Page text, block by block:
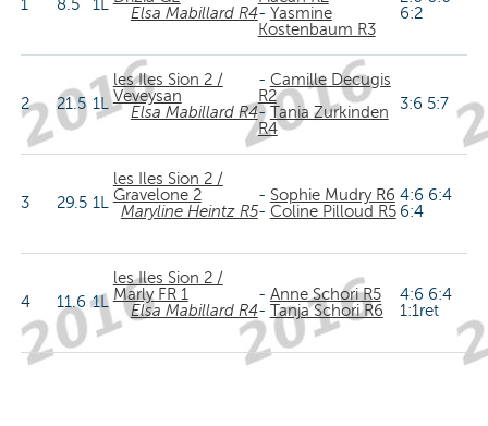
1 8.5 1L
Elsa Mabillard R4- Yasmine
Kostenbaum R3
6:2
2 21.5 1L
les Iles Sion 2 /
Veveysan
Elsa Mabillard R4
- Camille Decugis
R2
- Tania Zurkinden
R4
3:6 5:7
3 29.5 1L
les Iles Sion 2 /
Gravelone 2
Maryline Heintz R5
- Sophie Mudry R6
- Coline Pilloud R5
4:6 6:4
6:4
4 11.6 1L
les Iles Sion 2 /
Marly FR 1
Elsa Mabillard R4
- Anne Schori R5
- Tanja Schori R6
4:6 6:4
1:1ret